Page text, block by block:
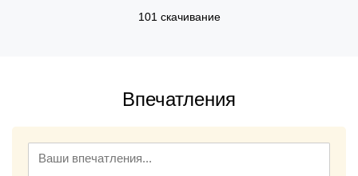
101 скачивание
Впечатления